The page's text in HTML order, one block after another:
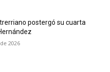
postergó su cuarta
2026